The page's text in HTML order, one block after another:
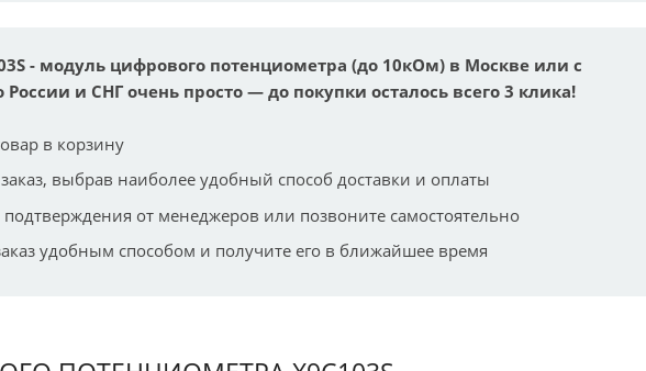
- модуль цифрового потенциометра (до 10кОм) в Москве или с
России и СНГ очень просто — до покупки осталось всего 3 клика!
в корзину
выбрав наиболее удобный способ доставки и оплаты
от менеджеров или позвоните самостоятельно
удобным способом и получите его в ближайшее время